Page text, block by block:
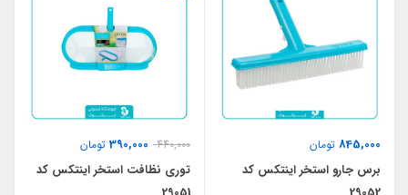
845,000 تومان
برس جارو استخر اینتکس کد
440,000
390,000 تومان
توری نظافت استخر اینتکس کد